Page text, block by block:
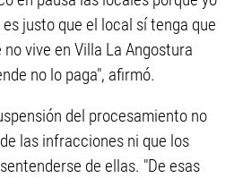
justo que el local sí tenga que
vive en Villa La Angostura
no lo paga", afirmó.
del procesamiento no
las infracciones ni que los
de ellas. "De esas